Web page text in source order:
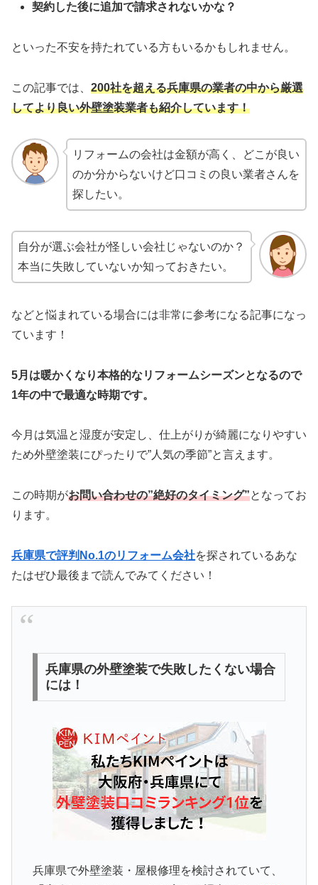
契約した後に追加で請求されないかな？
といった不安を持たれている方もいるかもしれません。
この記事では、 200社を超える兵庫県の業者の中から厳選
してより良い外壁塗装業者も紹介しています！
リフォームの会社は金額が高く、どこが良い
のか分からないけど口コミの良い業者さんを
探したい。
自分が選ぶ会社が怪しい会社じゃないのか？
本当に失敗していないか知っておきたい。
などと悩まれている場合には非常に参考になる記事になっ
ています！
5月は暖かくなり本格的なリフォームシーズンとなるので
1年の中で最適な時期です。
今月は気温と湿度が安定し、仕上がりが綺麗になりやすい
ため外壁塗装にぴったりで”人気の季節”と言えます。
この時期がお問い合わせの”絶好のタイミング”となってお
ります。
兵庫県で評判No.1のリフォーム会社を探されているあな
たはぜひ最後まで読んでみてください！
兵庫県の外壁塗装で失敗したくない場合
には！
兵庫県で外壁塗装・屋根修理を検討されていて、